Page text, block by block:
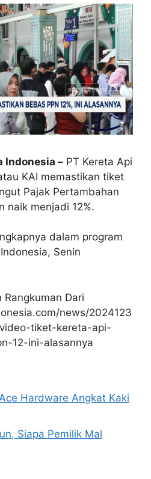
Indonesia – PT Kereta Api
KAI memastikan tiket
Pajak Pertambahan
naik menjadi 12%.
dalam program
Senin
Dari
news/2024123
tiket-kereta-api-
12-ini-alasannya
Hardware Angkat Kaki
Siapa Pemilik Mal